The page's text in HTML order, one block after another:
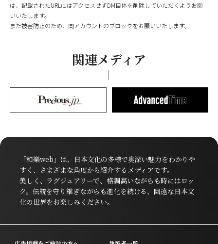
は、記載されたURLにはアクセスせずDM自体を削除していただくようお願
いいたします。
また被害防止のため、同アカウントのブロックをお願いいたします。
関連メディア
「和樂web」は、日本文化の多様で奥深い魅力をわかりや
すく、さまざまな角度から紹介するメディアです。
美しく、ラグジュアリーで、格調高いながらも時にはロッ
ク。伝統を守り継ぎながらも進化を続ける、幽遠な日本文
化の世界をお楽しみください。